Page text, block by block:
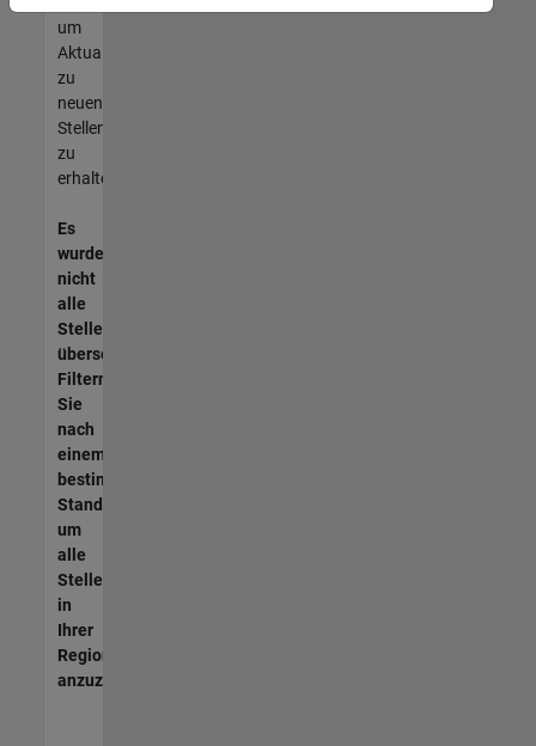
um
Aktualisierungen
zu
neuen
Stellenangeboten
zu
erhalten.
Es
wurden
nicht
alle
Stellen
übersetzt.
Filtern
Sie
nach
einem
bestimmten
Standort,
um
alle
Stellenangebote
in
Ihrer
Region
anzuzeigen.